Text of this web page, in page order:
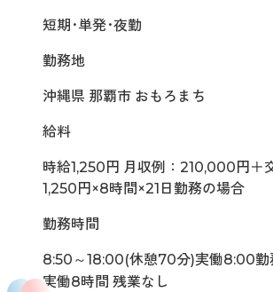
短期･単発･夜勤
勤務地
沖縄県 那覇市 おもろまち
給料
時給1,250円 月収例：210,000円＋
1,250円×8時間×21日勤務の場合
勤務時間
8:50～18:00(休憩70分)実働8:00
実働8時間 残業なし